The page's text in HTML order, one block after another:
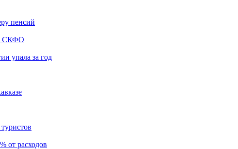
пенсий
СКФО
упала за год
от расходов